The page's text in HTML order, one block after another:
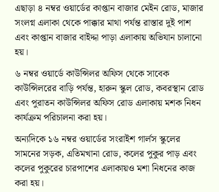
এছাড়া ৪ নম্বর ওয়ার্ডের কাপ্তান বাজার মেইন রোড, মাজার
সংলগ্ন এলাকা থেকে পাক্কার মাথা পর্যন্ত রাস্তার দুই পাশ
এবং কাপ্তান বাজার বাইদ্দা পাড়া এলাকায় অভিযান চালানো
হয়।
৬ নম্বর ওয়ার্ডে কাউন্সিলর অফিস থেকে সাবেক
কাউন্সিলরের বাড়ি পর্যন্ত, হারুন স্কুল রোড, কবরস্থান রোড
এবং পুরাতন কাউন্সিলর অফিস রোড এলাকায় মশক নিধন
কার্যক্রম পরিচালনা করা হয়।
অন্যদিকে ১৬ নম্বর ওয়ার্ডের সংরাইশ গার্লস স্কুলের
সামনের সড়ক, এতিমখানা রোড, কলের পুকুর পাড় এবং
কলের পুকুরের চারপাশের এলাকায়ও মশা নিধনের কাজ
করা হয়।